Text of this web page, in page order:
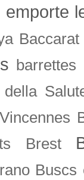
emporte
Baccarat
barrettes
Brest
Buscs